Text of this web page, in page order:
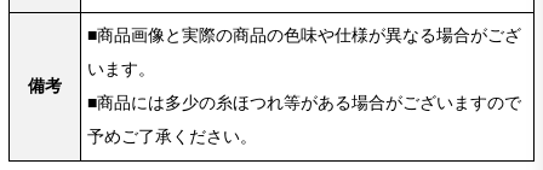
備考
■商品画像と実際の商品の色味や仕様が異なる場合がござ
います。
■商品には多少の糸ほつれ等がある場合がございますので
予めご了承ください。